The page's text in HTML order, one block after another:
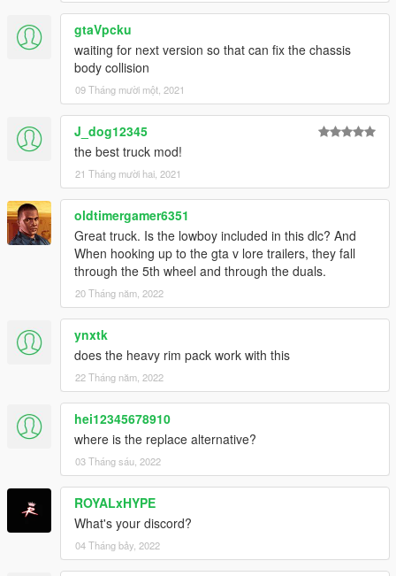
gtaVpcku
waiting for next version so that can fix the chassis
body collision
09 Tháng mười một, 2021
J_dog12345
the best truck mod!
21 Tháng mười hai, 2021
oldtimergamer6351
Great truck. Is the lowboy included in this dlc? And
When hooking up to the gta v lore trailers, they fall
through the 5th wheel and through the duals.
20 Tháng năm, 2022
ynxtk
does the heavy rim pack work with this
22 Tháng năm, 2022
hei12345678910
where is the replace alternative?
03 Tháng sáu, 2022
ROYALxHYPE
What's your discord?
04 Tháng bảy, 2022